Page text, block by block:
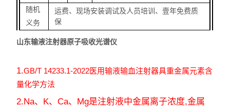
随机
义务
运费、现场安装调试及人员培训、壹年免费质
保
山东输液注射器原子吸收光谱仪
1.GB/T 14233.1-2022医用输液输血注射器具重金属元素含
量化学方法
2.Na、 K、Ca、 Mg是注射液中金属离子浓度,金属